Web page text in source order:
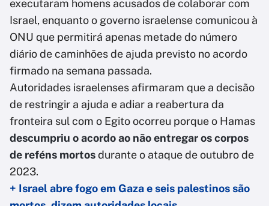
executaram homens acusados de colaborar com
Israel, enquanto o governo israelense comunicou à
ONU que permitirá apenas metade do número
diário de caminhões de ajuda previsto no acordo
firmado na semana passada.
Autoridades israelenses afirmaram que a decisão
de restringir a ajuda e adiar a reabertura da
fronteira sul com o Egito ocorreu porque o Hamas
descumpriu o acordo ao não entregar os corpos
de reféns mortosdurante o ataque de outubro de
2023.
+ Israel abre fogo em Gaza e seis palestinos são